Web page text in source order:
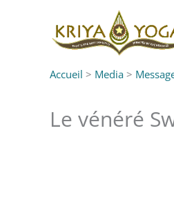
Accueil > Media >
Le vénéré